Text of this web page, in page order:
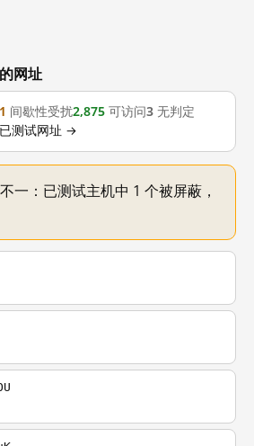
网址
1 间歇性受扰2,875 可访问3 无判定
测试网址 →
一：已测试主机中 1 个被屏蔽，